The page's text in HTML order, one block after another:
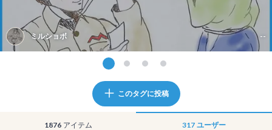
ミルショボ --
このタグに投稿
1876 アイテム 317 ユーザー